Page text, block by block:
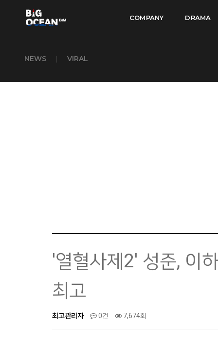
COMPANY DRAMA
NEWS | VIRAL
'열혈사제2' 성준, 이
최고
최고관리자 0건 7,674회